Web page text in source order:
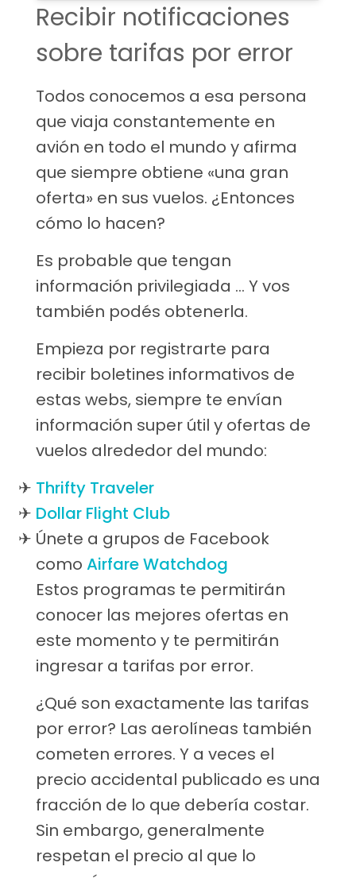
Recibir notificaciones
sobre tarifas por error
Todos conocemos a esa persona
que viaja constantemente en
avión en todo el mundo y afirma
que siempre obtiene «una gran
oferta» en sus vuelos. ¿Entonces
cómo lo hacen?
Es probable que tengan
información privilegiada … Y vos
también podés obtenerla.
Empieza por registrarte para
recibir boletines informativos de
estas webs, siempre te envían
información super útil y ofertas de
vuelos alrededor del mundo:
Thrifty Traveler
Dollar Flight Club
Únete a grupos de Facebook
como Airfare Watchdog
Estos programas te permitirán
conocer las mejores ofertas en
este momento y te permitirán
ingresar a tarifas por error.
¿Qué son exactamente las tarifas
por error? Las aerolíneas también
cometen errores. Y a veces el
precio accidental publicado es una
fracción de lo que debería costar.
Sin embargo, generalmente
respetan el precio al que lo